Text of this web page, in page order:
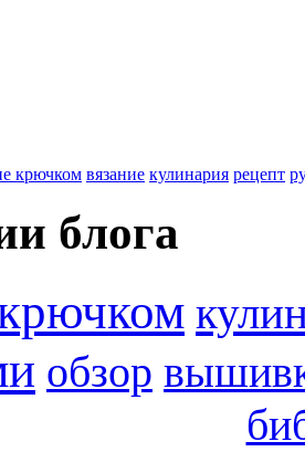
крючком вязание кулинария рецепт
блога
обзор